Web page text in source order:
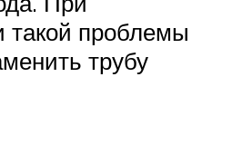
такой проблемы
трубу